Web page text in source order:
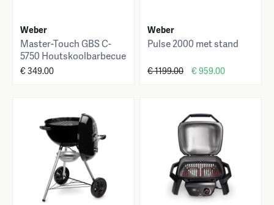
Weber
Master-Touch GBS C-
5750 Houtskoolbarbecue
van 57 cm
€ 349.00
Weber
Pulse 2000 met stand
€ 1199.00 € 959.00